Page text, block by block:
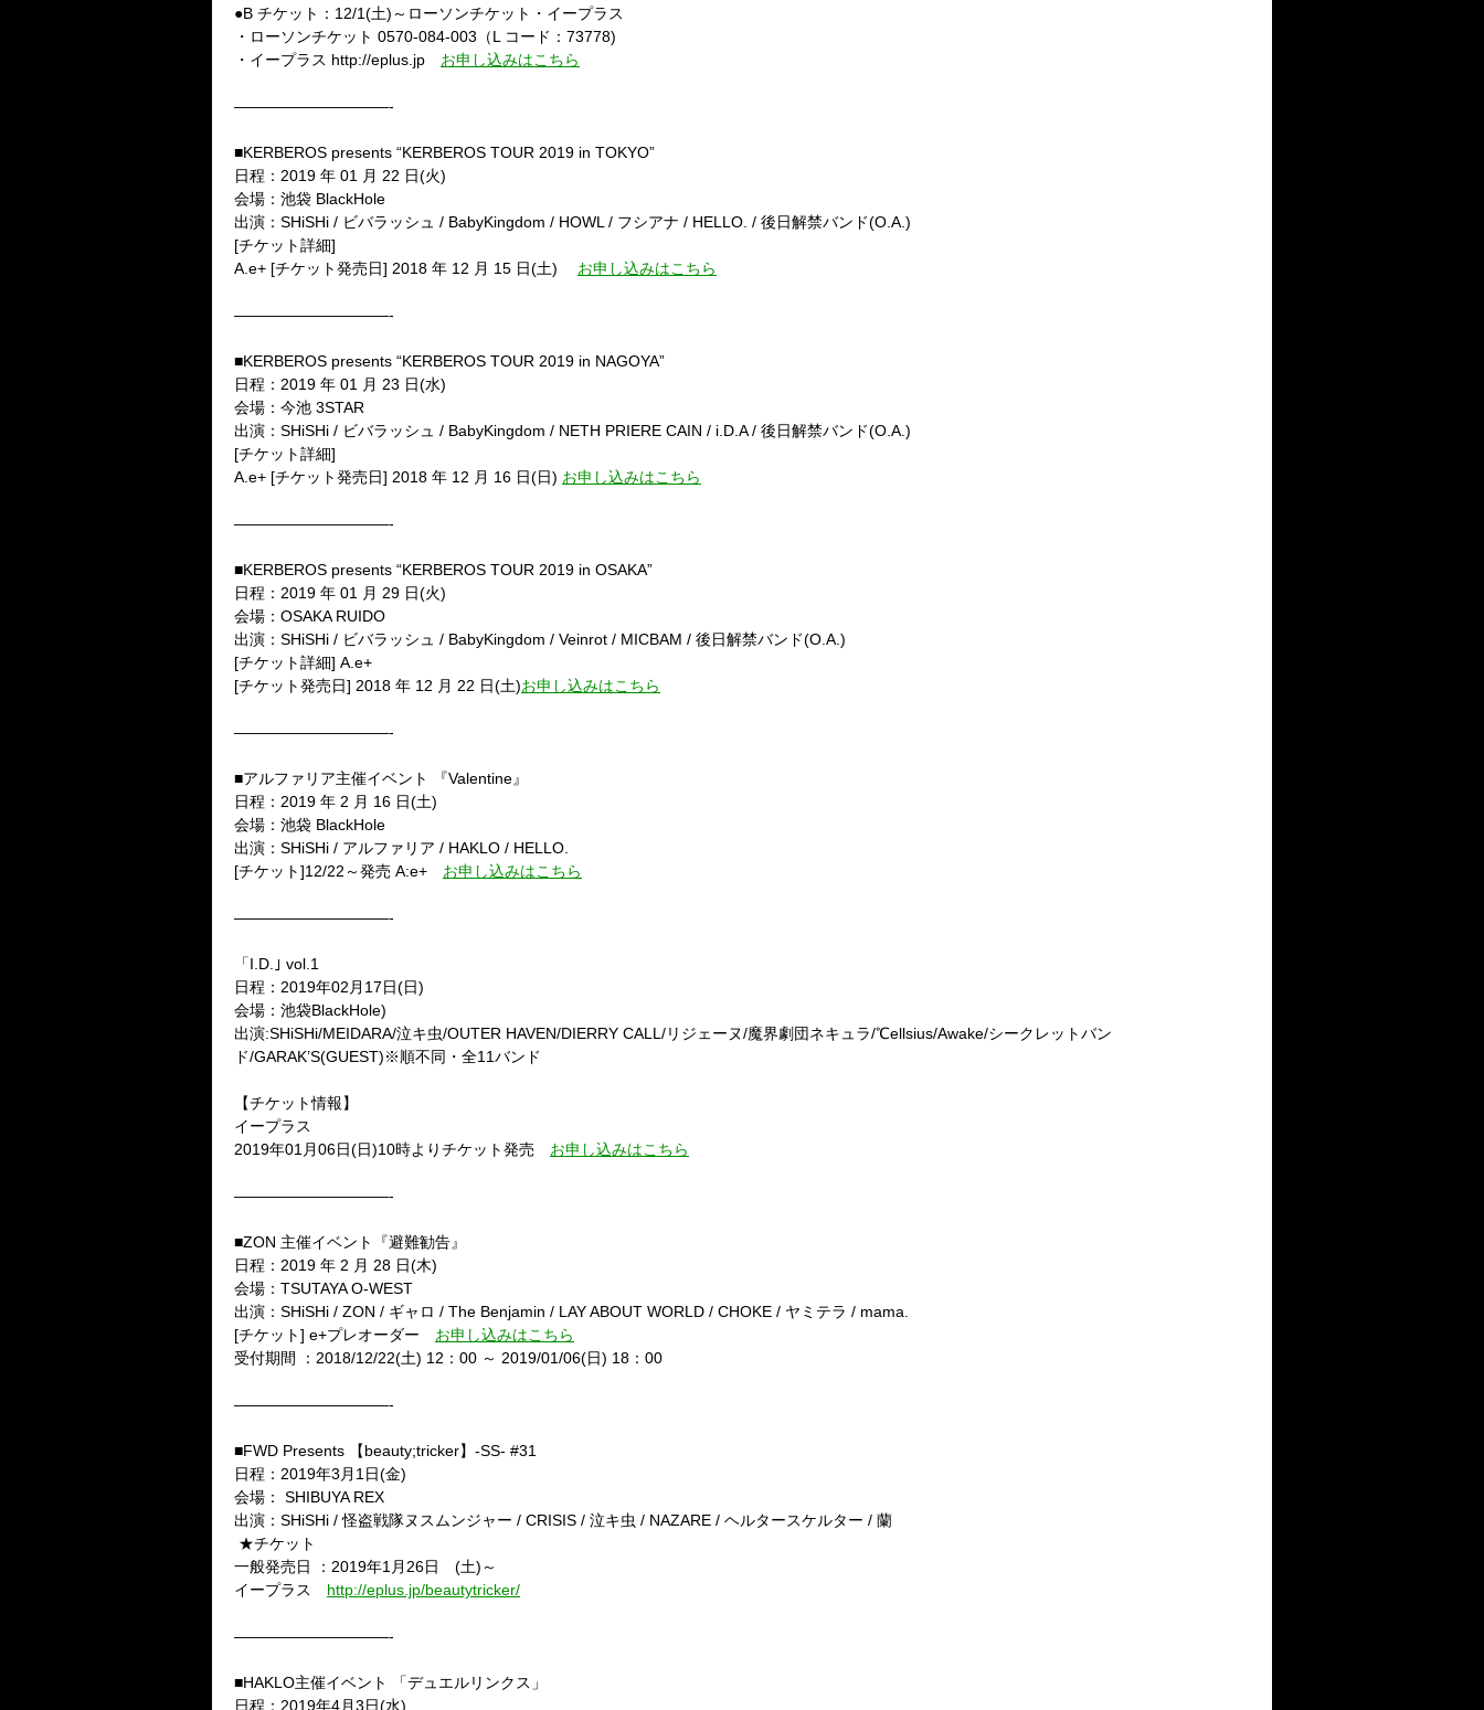
●B チケット： 12/1(土) ～ローソンチケット・イープラス
・ローソンチケット 0570-084-003 （L コード： 73778)
・イープラス http://eplus.jp お申し込みはこちら
——————————-
■KERBEROS presents “KERBEROS TOUR 2019 in TOKYO”
日程： 2019 年 01 月 22 日(火)
会場：池袋 BlackHole
出演： SHiSHi / ビバラッシュ / BabyKingdom / HOWL / フシアナ / HELLO. / 後日解禁バンド(O.A.)
[チケット詳細]
A.e+ [チケット発売日] 2018 年 12 月 15 日(土) お申し込みはこちら
——————————-
■KERBEROS presents “KERBEROS TOUR 2019 in NAGOYA”
日程： 2019 年 01 月 23 日(水)
会場：今池 3STAR
出演： SHiSHi / ビバラッシュ / BabyKingdom / NETH PRIERE CAIN / i.D.A / 後日解禁バンド(O.A.)
[チケット詳細]
A.e+ [チケット発売日] 2018 年 12 月 16 日(日) お申し込みはこちら
——————————-
■KERBEROS presents “KERBEROS TOUR 2019 in OSAKA”
日程： 2019 年 01 月 29 日(火)
会場： OSAKA RUIDO
出演： SHiSHi / ビバラッシュ / BabyKingdom / Veinrot / MICBAM / 後日解禁バンド(O.A.)
[チケット詳細] A.e+
[チケット発売日] 2018 年 12 月 22 日(土)お申し込みはこちら
——————————-
■アルファリア主催イベント 『Valentine』
日程： 2019 年 2 月 16 日(土)
会場：池袋 BlackHole
出演： SHiSHi / アルファリア / HAKLO / HELLO.
[チケット]12/22 ～発売 A:e+ お申し込みはこちら
——————————-
「I.D. ｣ vol.1
日程： 2019年02 月 17日(日)
会場：池袋BlackHole)
出演:SHiSHi/MEIDARA/泣キ虫/OUTER HAVEN/DIERRY CALL/リジェーヌ/魔界劇団ネキュラ/℃ellsius/Awake/シークレットバン
ド/GARAK’S(GUEST)※順不同・全11バンド
【チケット情報】
イープラス
2019年01 月06日(日)10時よりチケット発売 お申し込みはこちら
——————————-
■ZON 主催イベント『避難勧告』
日程： 2019 年 2 月 28 日(木)
会場： TSUTAYA O-WEST
出演： SHiSHi / ZON / ギャロ / The Benjamin / LAY ABOUT WORLD / CHOKE / ヤミテラ / mama.
[チケット] e+プレオーダー お申し込みはこちら
受付期間
： 2018/12/22(土) 12 ： 00 ～ 2019/01/06(日) 18 ： 00
——————————-
■FWD Presents 【beauty;tricker】 -SS- #31
日程： 2019年3 月 1 日(金)
会場：
SHIBUYA REX
出演： SHiSHi /怪盗戦隊ヌスムンジャー / CRISIS / 泣キ虫 / NAZARE / ヘルタースケルター / 蘭
★チケット
一般発売日
： 2019年1 月 26日 (土) ～
イープラス http://eplus.jp/beautytricker/
——————————-
■HAKLO主催イベント 「デュエルリンクス」
日程： 2019年4月3日(水)